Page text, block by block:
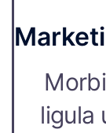
ligula